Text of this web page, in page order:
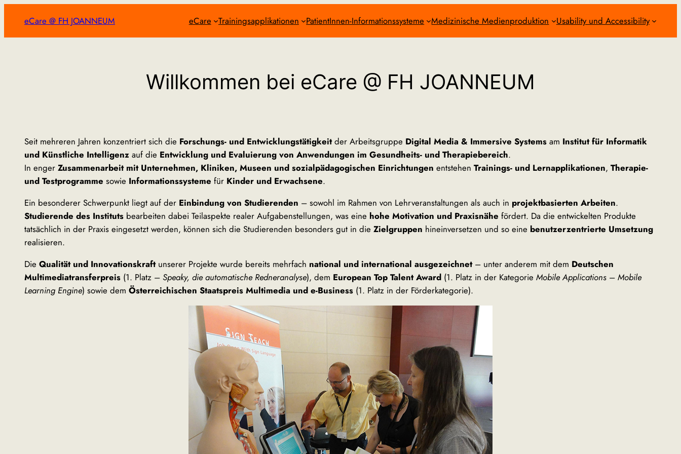
springen
eCare @ FH JOANNEUM eCare Trainingsapplikationen PatientInnen-Informationssysteme Medizinische Medienproduktion Usability und Accessibility
Willkommen bei eCare @ FH JOANNEUM
Seit mehreren Jahren konzentriert sich die Forschungs- und Entwicklungstätigkeitder Arbeitsgruppe Digital Media & Immersive Systems am Institut für Informatik
und Künstliche Intelligenz auf die Entwicklung und Evaluierung von Anwendungen im Gesundheits- und Therapiebereich.
In enger Zusammenarbeit mit Unternehmen, Kliniken, Museen und sozialpädagogischen Einrichtungen entstehen Trainings- und Lernapplikationen, Therapie-
und Testprogramme sowie Informationssysteme für Kinder und Erwachsene.
Ein besonderer Schwerpunkt liegt auf der Einbindung von Studierenden – sowohl im Rahmen von Lehrveranstaltungen als auch in projektbasierten Arbeiten.
Studierende des Instituts bearbeiten dabei Teilaspekte realer Aufgabenstellungen, was eine hohe Motivation und Praxisnähe fördert. Da die entwickelten Produkte
tatsächlich in der Praxis eingesetzt werden, können sich die Studierenden besonders gut in die Zielgruppen hineinversetzen und so eine benutzerzentrierte Umsetzung
realisieren.
Die Qualität und Innovationskraftunserer Projekte wurde bereits mehrfach national und international ausgezeichnet– unter anderem mit dem Deutschen
Multimediatransferpreis (1. Platz – Speaky, die automatische Redneranalyse), dem European Top Talent Award (1. Platz in der Kategorie Mobile Applications – Mobile
Learning Engine) sowie dem Österreichischen Staatspreis Multimedia und e-Business (1. Platz in der Förderkategorie).